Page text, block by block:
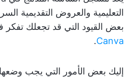
التعليمية والعروض التقديمية
بعض القيود التي قد تجعلك تفكر
Canva
.
إليك بعض الأمور التي يجب وضعها